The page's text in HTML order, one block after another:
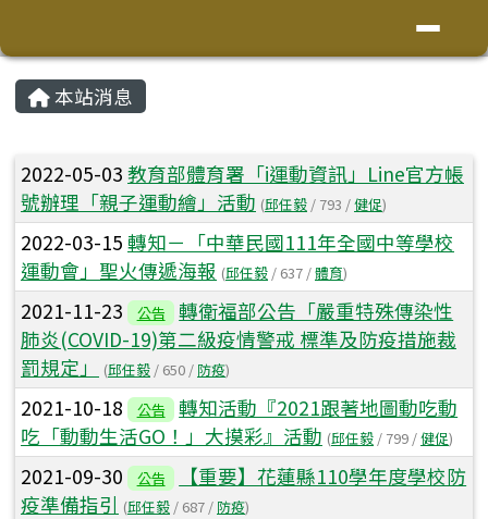
主內容區域
本站消息
文章列表
2022-05-03 教育部體育署「i運動資訊」Line官方帳
號辦理「親子運動繪」活動 (邱任毅 / 793 /健促)
2022-03-15 轉知－「中華民國111年全國中等學校
運動會」聖火傳遞海報 (邱任毅 / 637 /體育)
2021-11-23 公告
轉衛福部公告「嚴重特殊傳染性
肺炎(COVID-19)第二級疫情警戒 標準及防疫措施裁
罰規定」
(邱任毅 / 650 / 防疫)
2021-10-18 公告
轉知活動『2021跟著地圖動吃動
吃「動動生活GO！」大摸彩』活動 (邱任毅 / 799 /健促)
2021-09-30 公告
【重要】花蓮縣110學年度學校防
疫準備指引 (邱任毅 / 687 / 防疫)
頁尾區域